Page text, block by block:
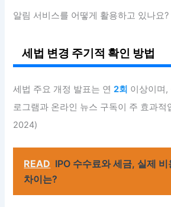
알림 서비스를 어떻게 활용하고 있나요?
세법 변경 주기적 확인 방법
세법 주요 개정 발표는 연2회 이상이며,
로그램과 온라인 뉴스 구독이 주 효과적
2024)
READ IPO 수수료와 세금, 실제 비
차이는?